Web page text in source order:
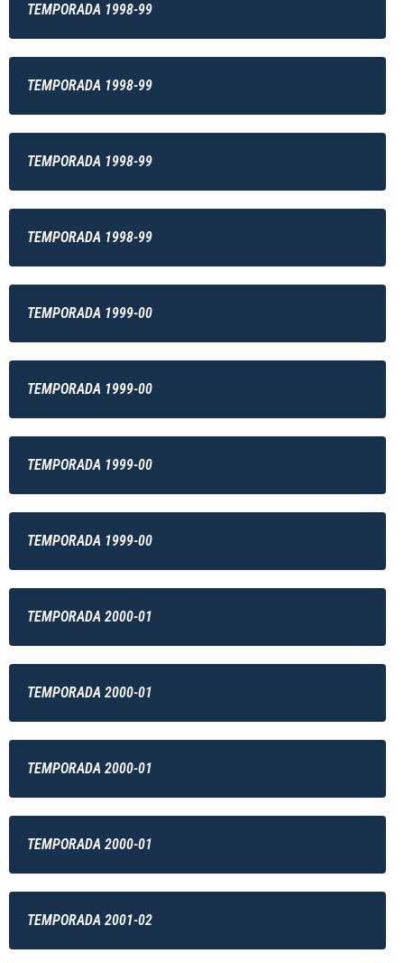
TEMPORADA 1998-99
TEMPORADA 1998-99
TEMPORADA 1998-99
TEMPORADA 1998-99
TEMPORADA 1999-00
TEMPORADA 1999-00
TEMPORADA 1999-00
TEMPORADA 1999-00
TEMPORADA 2000-01
TEMPORADA 2000-01
TEMPORADA 2000-01
TEMPORADA 2000-01
TEMPORADA 2001-02